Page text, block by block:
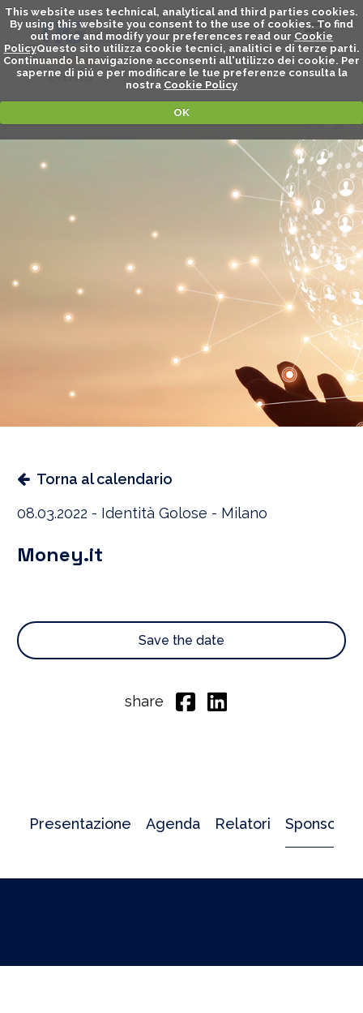
This website uses technical, analytical and third parties cookies.
By using this website you consent to the use of cookies. To find
out more and modify your preferences read our Cookie
PolicyQuesto sito utilizza cookie tecnici, analitici e di terze parti.
Continuando la navigazione acconsenti all'utilizzo dei cookie. Per
saperne di piú e per modificare le tue preferenze consulta la
nostra Cookie Policy
OK
EVENTS
Torna al calendario
08.03.2022 - Identità Golose - Milano
Money.it
Save the date
share
Presentazione Agenda Relatori Sponsor